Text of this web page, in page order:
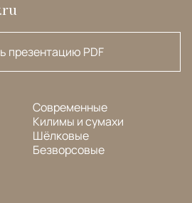
презентацию PDF
Современные
Килимы и сумахи
Шёлковые
Безворсовые